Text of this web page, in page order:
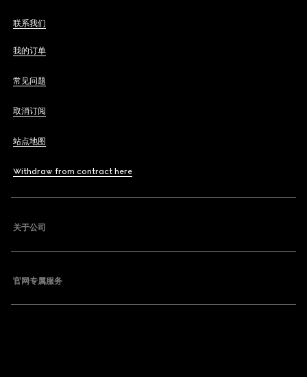
联系我们
我的订单
常见问题
取消订阅
站点地图
Withdraw from contract here
关于公司
官网专属服务